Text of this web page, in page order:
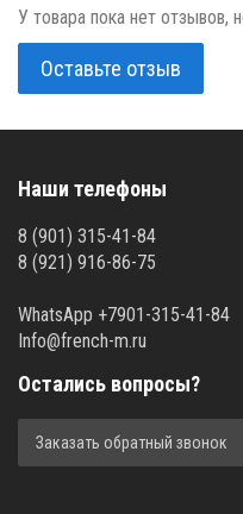
У товара пока нет
Оставьте отзыв
Наши телефоны
8 (901) 315-41-84
8 (921) 916-86-75
WhatsApp +7901-315-41-84
Info@french-m.ru
Остались вопросы?
Заказать обратный звонок